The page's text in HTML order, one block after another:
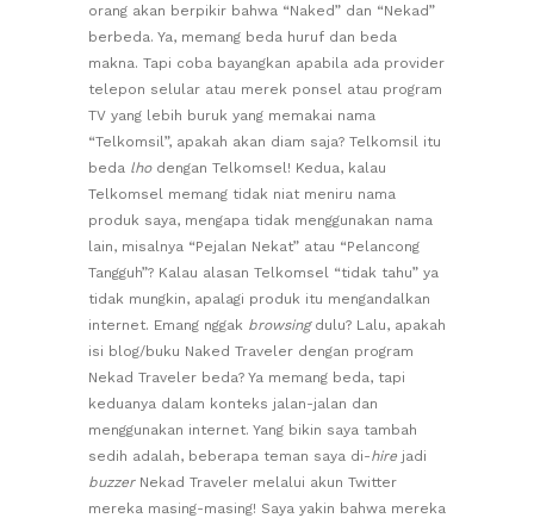
orang akan berpikir bahwa “Naked” dan “Nekad”
berbeda. Ya, memang beda huruf dan beda
makna. Tapi coba bayangkan apabila ada provider
telepon selular atau merek ponsel atau program
TV yang lebih buruk yang memakai nama
“Telkomsil”, apakah akan diam saja? Telkomsil itu
beda lhodengan Telkomsel! Kedua, kalau
Telkomsel memang tidak niat meniru nama
produk saya, mengapa tidak menggunakan nama
lain, misalnya “Pejalan Nekat” atau “Pelancong
Tangguh”? Kalau alasan Telkomsel “tidak tahu” ya
tidak mungkin, apalagi produk itu mengandalkan
internet. Emang nggak browsingdulu? Lalu, apakah
isi blog/buku Naked Traveler dengan program
Nekad Traveler beda? Ya memang beda, tapi
keduanya dalam konteks jalan-jalan dan
menggunakan internet. Yang bikin saya tambah
sedih adalah, beberapa teman saya di-hire jadi
buzzerNekad Traveler melalui akun Twitter
mereka masing-masing! Saya yakin bahwa mereka